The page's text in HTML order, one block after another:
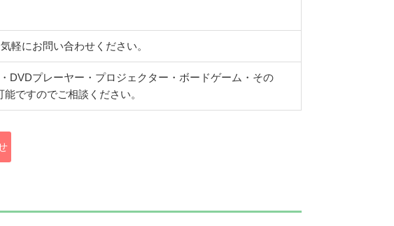
軽にお問い合わせください。
DVDプレーヤー・プロジェクター・ボードゲーム・その
ですのでご相談ください。